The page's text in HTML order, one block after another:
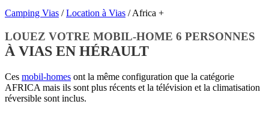
Camping Vias /Location à Vias /Africa +
LOUEZ VOTRE MOBIL-HOME 6 PERSONNES
À VIAS EN HÉRAULT
Ces mobil-homes ont la même configuration que la catégorie
AFRICA mais ils sont plus récents et la télévision et la climatisation
réversible sont inclus.